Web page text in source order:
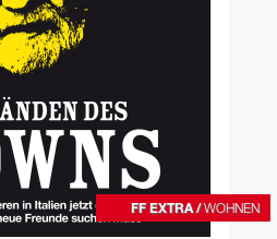
FF EXTRA /WOHNEN